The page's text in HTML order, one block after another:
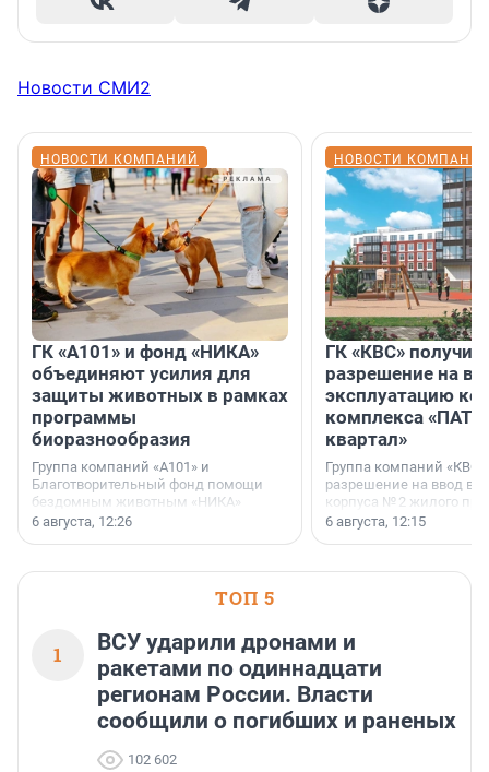
Новости СМИ2
НОВОСТИ КОМПАНИЙ
ГК «А101» и фонд «НИКА»
объединяют усилия для
защиты животных в рамках
программы
биоразнообразия
Группа компаний «А101» и
Благотворительный фонд помощи
бездомным животным «НИКА»
заключили соглашение о
6 августа, 12:26
НОВОСТИ
ГК «КВС»
разрешение на
эксплуатацию
комплекса
квартал»
Группа компаний
разрешение на ввод в
корпуса № 2 жилого
Уютный квартал»,
6 августа, 12:15
ТОП 5
1
ВСУ ударили дронами и
ракетами по одиннадцати
регионам России. Власти
сообщили о погибших и раненых
102 602